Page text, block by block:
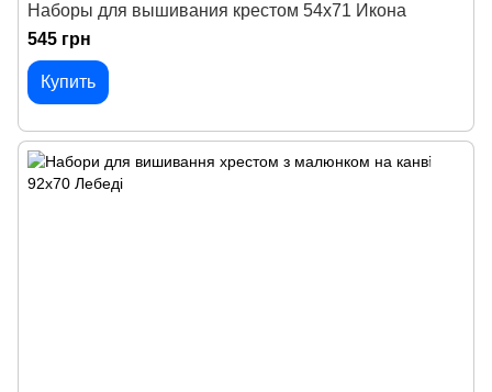
Наборы для вышивания крестом 54х71 Икона
545 грн
Купить